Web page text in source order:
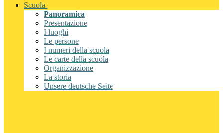
Scuola
Panoramica
Presentazione
I luoghi
Le persone
I numeri della scuola
Le carte della scuola
Organizzazione
La storia
Unsere deutsche Seite